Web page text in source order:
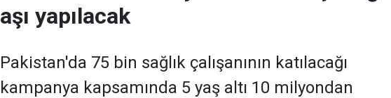
aşı yapılacak
Pakistan'da 75 bin sağlık çalışanının katılacağı
kampanya kapsamında 5 yaş altı 10 milyondan